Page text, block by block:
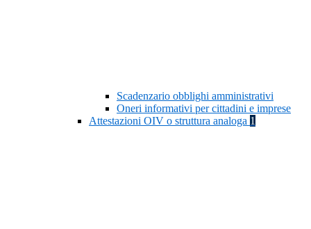
Scadenzario obblighi amministrativi
Oneri informativi per cittadini e imprese
Attestazioni OIV o struttura analoga 1